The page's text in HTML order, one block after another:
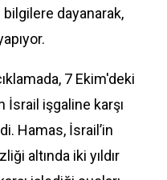
dayanarak,
7 Ekim'deki
İsrail işgaline karşı
Hamas, İsrail’in
altında iki yıldır